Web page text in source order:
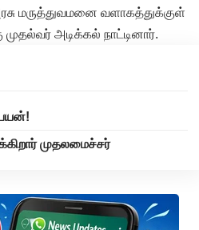
மருத்துவமனை வளாகத்துக்குள்
முதல்வர் அடிக்கல் நாட்டினார்.
பயன்!
முதலமைச்சர்